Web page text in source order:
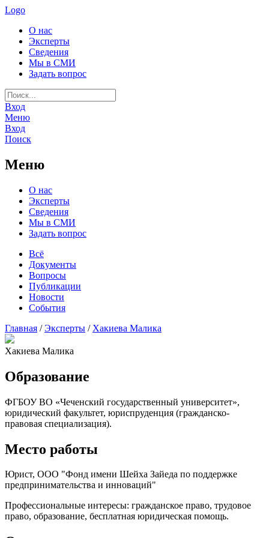
Logo
О нас
Эксперты
Сведения
Мы в СМИ
Задать вопрос
Вход
Меню
Вход
Поиск
Меню
О нас
Эксперты
Сведения
Мы в СМИ
Задать вопрос
Всё
Документы
Вопросы
Публикации
Новости
События
Главная /Эксперты / Хакиева Малика
Хакиева Малика
Образование
ФГБОУ ВО «Чеченский государственный университет»,
юридический факультет, юриспруденция (гражданско-
правовая специализация).
Место работы
Юрист, ООО "Фонд имени Шейха Зайеда по поддержке
предпринимательства и инноваций"
Профессиональные интересы: гражданское право, трудовое
право, образование, бесплатная юридическая помощь.